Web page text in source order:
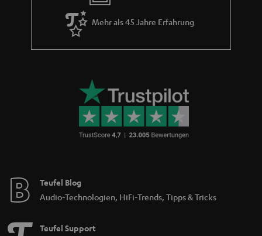
Mehr als 45 Jahre Erfahrung
Teufel Blog
Audio-Technologien, HiFi-Trends, Tipps & Tricks
Teufel Support